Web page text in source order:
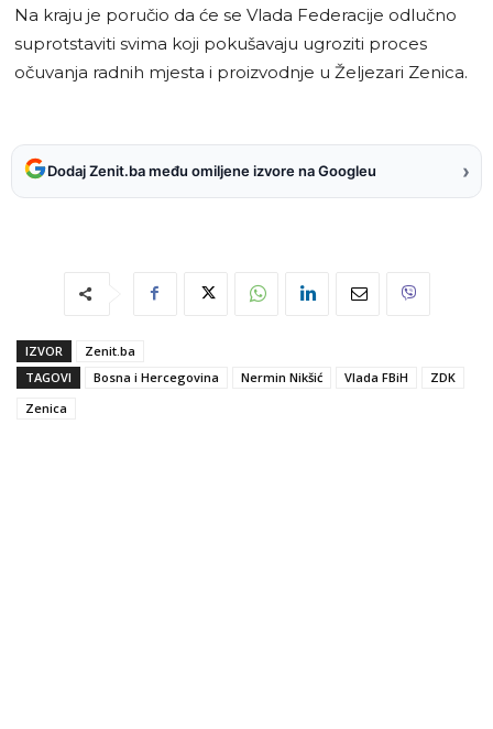
Na kraju je poručio da će se Vlada Federacije odlučno
suprotstaviti svima koji pokušavaju ugroziti proces
očuvanja radnih mjesta i proizvodnje u Željezari Zenica.
Dodaj Zenit.ba među omiljene izvore na Googleu ›
IZVOR
Zenit.ba
TAGOVI
Bosna i Hercegovina Nermin Nikšić Vlada FBiH
ZDK
Zenica